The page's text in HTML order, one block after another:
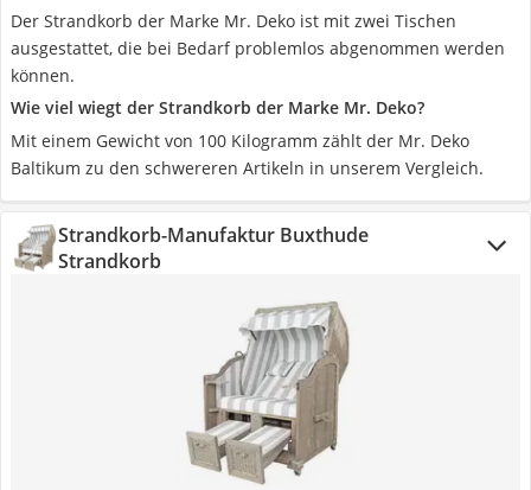
Der Strandkorb der Marke Mr. Deko ist mit zwei Tischen
ausgestattet, die bei Bedarf problemlos abgenommen werden
können.
Wie viel wiegt der Strandkorb der Marke Mr. Deko?
Mit einem Gewicht von 100 Kilogramm zählt der Mr. Deko
Baltikum zu den schwereren Artikeln in unserem Vergleich.
Strandkorb-Manufaktur Buxthude
Strandkorb